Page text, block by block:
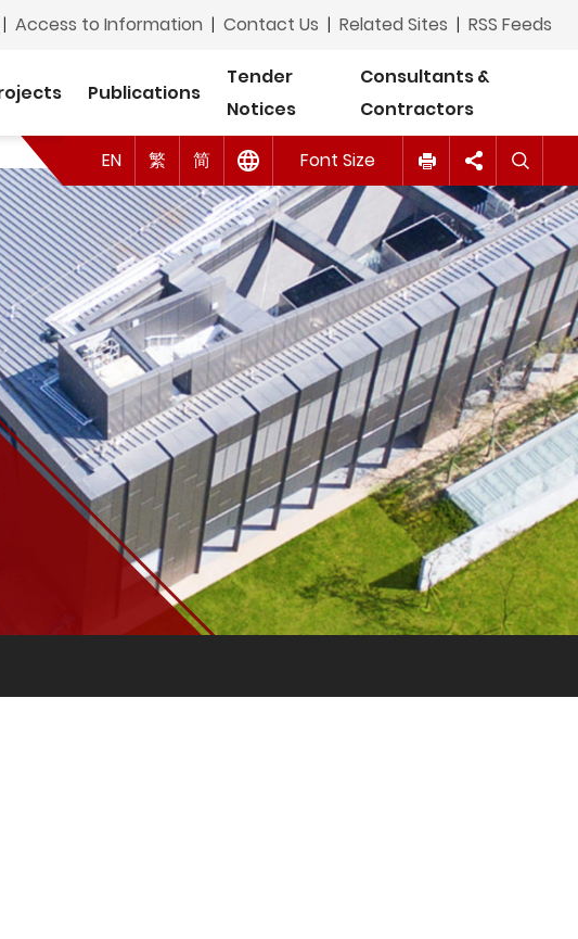
| Access to Information | Contact Us | Related Sites | RSS Feeds
Publications
Tender
Notices
Consultants &
Contractors
EN 繁 简
Tagalog
اردو (Urdu)
Tiếng Việt (Vietnamese)
Font Size
A